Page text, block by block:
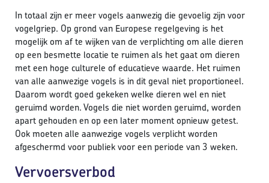
In totaal zijn er meer vogels aanwezig die gevoelig zijn voor
vogelgriep. Op grond van Europese regelgeving is het
mogelijk om af te wijken van de verplichting om alle dieren
op een besmette locatie te ruimen als het gaat om dieren
met een hoge culturele of educatieve waarde. Het ruimen
van alle aanwezige vogels is in dit geval niet proportioneel.
Daarom wordt goed gekeken welke dieren wel en niet
geruimd worden. Vogels die niet worden geruimd, worden
apart gehouden en op een later moment opnieuw getest.
Ook moeten alle aanwezige vogels verplicht worden
afgeschermd voor publiek voor een periode van 3 weken.
Vervoersverbod